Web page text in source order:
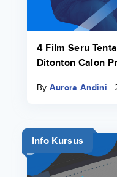
4 Film Seru
Ditonton Calon
By Aurora Andini
Info Kursus